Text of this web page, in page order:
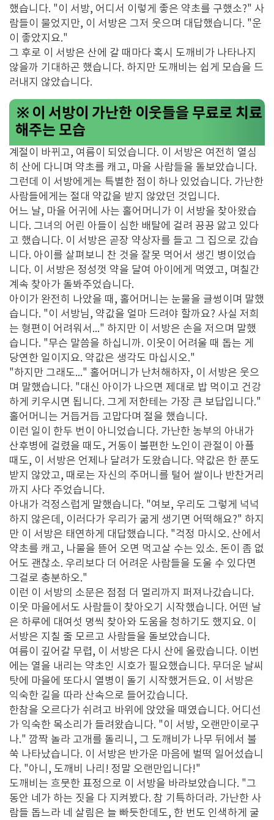
했습니다. "이 서방, 어디서 이렇게 좋은 약초를 구했소?" 사
람들이 물었지만, 이 서방은 그저 웃으며 대답했습니다. "운
이 좋았지요."
그 후로 이 서방은 산에 갈 때마다 혹시 도깨비가 나타나지
않을까 기대하곤 했습니다. 하지만 도깨비는 쉽게 모습을 드
러내지 않았습니다.
※ 이 서방이 가난한 이웃들을 무료로 치료
해주는 모습
계절이 바뀌고, 여름이 되었습니다. 이 서방은 여전히 열심
히 산에 다니며 약초를 캐고, 마을 사람들을 돌보았습니다.
그런데 이 서방에게는 특별한 점이 하나 있었습니다. 가난한
사람들에게는 절대 약값을 받지 않았던 것입니다.
어느 날, 마을 어귀에 사는 홀어머니가 이 서방을 찾아왔습
니다. 그녀의 어린 아들이 심한 배탈에 걸려 끙끙 앓고 있다
고 했습니다. 이 서방은 곧장 약상자를 들고 그 집으로 갔습
니다. 아이를 살펴보니 찬 것을 잘못 먹어서 생긴 병이었습
니다. 이 서방은 정성껏 약을 달여 아이에게 먹였고, 며칠간
계속 찾아가 돌봐주었습니다.
아이가 완전히 나았을 때, 홀어머니는 눈물을 글썽이며 말했
습니다. "이 서방님, 약값을 얼마 드려야 할까요? 사실 저희
는 형편이 어려워서..." 하지만 이 서방은 손을 저으며 말했
습니다. "무슨 말씀을 하십니까. 이웃이 어려울 때 돕는 게
당연한 일이지요. 약값은 생각도 마십시오."
"하지만 그래도..." 홀어머니가 난처해하자, 이 서방은 웃으
며 말했습니다. "대신 아이가 나으면 제대로 밥 먹이고 건강
하게 키우시면 됩니다. 그게 저한테는 가장 큰 보답입니다."
홀어머니는 거듭거듭 고맙다며 절을 했습니다.
이런 일이 한두 번이 아니었습니다. 가난한 농부의 아내가
산후병에 걸렸을 때도, 거동이 불편한 노인이 관절이 아플
때도, 이 서방은 언제나 달려가 도왔습니다. 약값은 한 푼도
받지 않았고, 때로는 자신의 주머니를 털어 쌀이나 반찬거리
까지 사다 주었습니다.
아내가 걱정스럽게 말했습니다. "여보, 우리도 그렇게 넉넉
하지 않은데, 이러다가 우리가 굶게 생기면 어떡해요?" 하지
만 이 서방은 태연하게 대답했습니다. "걱정 마시오. 산에서
약초를 캐고, 나물을 뜯어 오면 먹고살 수는 있소. 돈이 좀 없
어도 괜찮소. 우리보다 더 어려운 사람들을 도울 수 있다면
그걸로 충분하오."
이런 이 서방의 소문은 점점 더 멀리까지 퍼져나갔습니다.
이웃 마을에서도 사람들이 찾아오기 시작했습니다. 어떤 날
은 하루에 대여섯 명씩 찾아와 도움을 청하기도 했지요. 이
서방은 지칠 줄 모르고 사람들을 돌보았습니다.
여름이 깊어갈 무렵, 이 서방은 다시 산에 올랐습니다. 이번
에는 열을 내리는 약초인 시호가 필요했습니다. 무더운 날씨
탓에 마을에 또다시 열병이 돌기 시작했거든요. 이 서방은
익숙한 길을 따라 산속으로 들어갔습니다.
한참을 오르다가 쉬려고 바위에 앉았을 때였습니다. 어디선
가 익숙한 목소리가 들려왔습니다. "이 서방, 오랜만이로구
나." 깜짝 놀라 고개를 돌리니, 그 도깨비가 나무 뒤에서 불
쑥 나타났습니다. 이 서방은 반가운 마음에 벌떡 일어섰습니
다. "아니, 도깨비 나리! 정말 오랜만입니다!"
도깨비는 흐뭇한 표정으로 이 서방을 바라보았습니다. "그
동안 네가 하는 짓을 다 지켜봤다. 참 기특하더라. 가난한 사
람들 돕느라 네 살림은 늘 빠듯한데도, 한 번도 인색하게 굴